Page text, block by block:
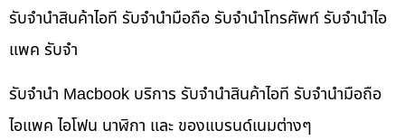
รับจำนำสินค้าไอที รับจำนำมือถือ รับจำนำโทรศัพท์ รับจำนำไอ
แพค รับจำ
รับจำนำ Macbook บริการ รับจำนำสินค้าไอที รับจำนำมือถือ
ไอแพค ไอโฟน นาฬิกา และ ของแบรนด์เนมต่างๆ